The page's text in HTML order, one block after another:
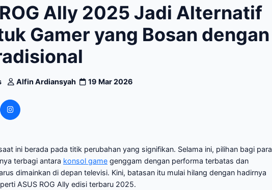
Ally 2025 Jadi Alternatif
Gamer yang Bosan dengan
Alfin Ardiansyah 19 Mar 2026
ini berada pada titik perubahan yang signifikan. Selama ini, pilihan bagi para
terbagi antara konsol game genggam dengan performa terbatas dan
dimainkan di depan televisi. Kini, batasan itu mulai hilang dengan hadirnya
ASUS ROG Ally edisi terbaru 2025.